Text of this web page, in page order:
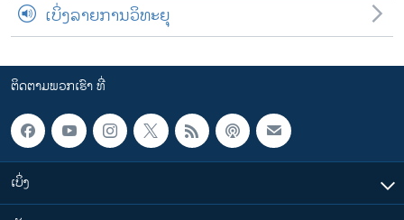
ເບິ່ງລາຍການວິທະຍຸ
ຕິດຕາມພວກເຮົາ ທີ່
ເບິ່ງ